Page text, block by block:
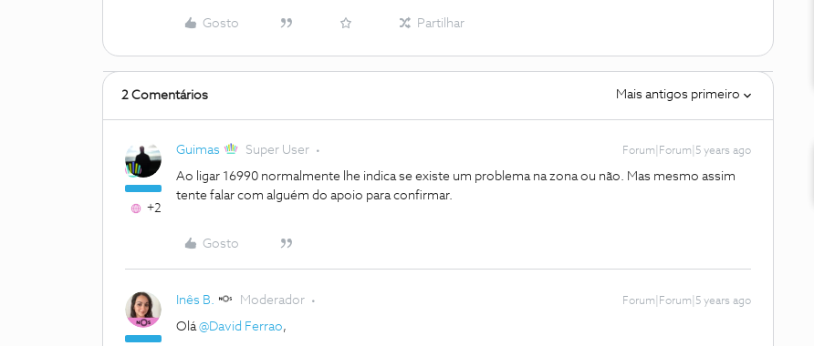
Gosto Partilhar
2 Comentários Mais antigos primeiro
+2
Guimas Super User Forum|Forum|5 years ago
Ao ligar 16990 normalmente lhe indica se existe um problema na zona ou não. Mas mesmo assim
tente falar com alguém do apoio para confirmar.
Gosto
Inês B. Moderador Forum|Forum|5 years ago
Olá@David Ferrao,